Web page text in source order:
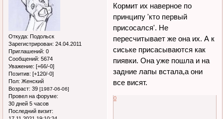
Откуда: Подольск
Зарегистрирован: 24.04.2011
Приглашений: 0
Сообщений: 5674
Уважение: [+66/-0]
Позитив: [+120/-0]
Пол: Женский
Возраст: 39 [1987-06-06]
Провел на форуме:
30 дней 5 часов
Последний визит:
Кормит их наверное по
принципу 'кто первый
присосался'. Не
пересчитывает же она их. А к
сиське присасываются как
пиявки. Она уже пошла и на
задние лапы встала,а они
все висят.
0